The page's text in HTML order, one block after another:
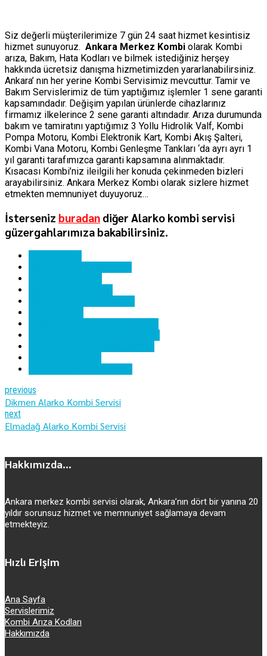
Siz değerli müşterilerimize 7 gün 24 saat hizmet kesintisiz
hizmet sunuyoruz. Ankara Merkez Kombi olarak Kombi
arıza, Bakım, Hata Kodları ve bilmek istediğiniz herşey
hakkında ücretsiz danışma hizmetimizden yararlanabilirsiniz.
Ankara’ nın her yerine Kombi Servisimiz mevcuttur. Tamir ve
Bakım Servislerimiz de tüm yaptığımız işlemler 1 sene garanti
kapsamındadır. Değişim yapılan ürünlerde cihazlarınız
firmamız ilkelerince 2 sene garanti altındadır. Arıza durumunda
bakım ve tamiratını yaptığımız 3 Yollu Hidrolik Valf, Kombi
Pompa Motoru, Kombi Elektronik Kart, Kombi Akış Şalteri,
Kombi Vana Motoru, Kombi Genleşme Tankları ‘da ayrı ayrı 1
yıl garanti tarafımızca garanti kapsamına alınmaktadır.
Kısacası Kombi’niz ileilgili her konuda çekinmeden bizleri
arayabilirsiniz. Ankara Merkez Kombi olarak sizlere hizmet
etmekten memnuniyet duyuyoruz…
İsterseniz buradan diğer Alarko kombi servisi
güzergahlarımıza bakabilirsiniz.
previous
Dikmen Alarko Kombi Servisi
next
Elmadağ Alarko Kombi Servisi
Hakkımızda...
Ankara merkez kombi servisi olarak, Ankara’nın dört bir yanına 20
yıldır sorunsuz hizmet ve memnuniyet sağlamaya devam
etmekteyiz.
Hızlı Erişim
Ana Sayfa
Servislerimiz
Kombi Arıza Kodları
Hakkımızda